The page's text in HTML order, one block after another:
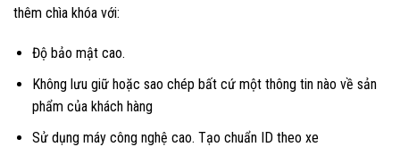
thêm chìa khóa với:
Độ bảo mật cao.
Không lưu giữ hoặc sao chép bất cứ một thông tin nào về sản
phẩm của khách hàng
Sử dụng máy công nghệ cao. Tạo chuẩn ID theo xe